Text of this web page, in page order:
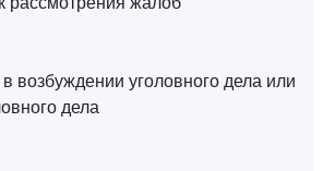
возбуждении уголовного дела или
дела